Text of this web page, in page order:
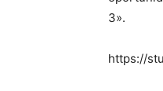
3».
https://